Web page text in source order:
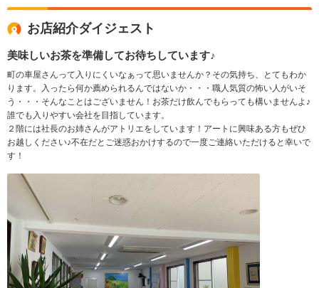
お店紹介ダイジェスト
美味しいお茶を準備してお待ちしています♪
町の車屋さんって入りにくいなぁって思いませんか？その気持ち、とてもわか
ります。入ったら何か薦められるんではないか・・・職人気質の怖い人がいそ
う・・・そんなことはございません！お茶だけ飲んでもらっても構いませんよ♪
誰でも入りやすい会社を目指しています。
２階には社長のお姉さんがアトリエをしています！アートに興味ある方もぜひ
お越しください♪不在だとご迷惑おかけするので一度ご連絡いただけると幸いで
す！